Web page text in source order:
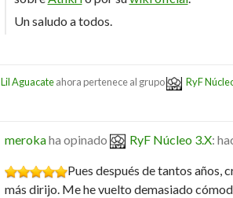
Un saludo a todos.
Lil Aguacateahora pertenece al grupo RyF
merokaha opinado RyF Núcleo 3.X:
Pues después de tantos años,
más dirijo. Me he vuelto demasiado